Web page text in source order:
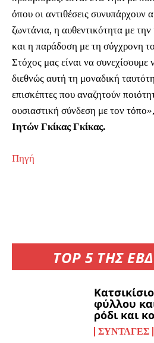
TOP 5 ΤΗΣ
φύλλου
ρόδι και
ΣΥΝΤΑΓΈΣ
όπου οι αντιθέσεις συνυπάρχουν
ζωντάνια, η αυθεντικότητα με
και η παράδοση με τη σύγχρονη
Στόχος μας είναι να συνεχίσουμε
διεθνώς αυτή τη μοναδική
επισκέπτες που αναζητούν
ουσιαστική σύνδεση με τον
Ιητών Γκίκας Γκίκας.
Πηγή